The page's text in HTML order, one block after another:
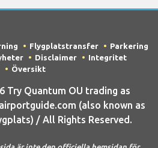
Flygplatstransfer
Parkering
Disclaimer
Integritet
Översikt
Try Quantum OU trading as
(also known as
/ All Rights Reserved.